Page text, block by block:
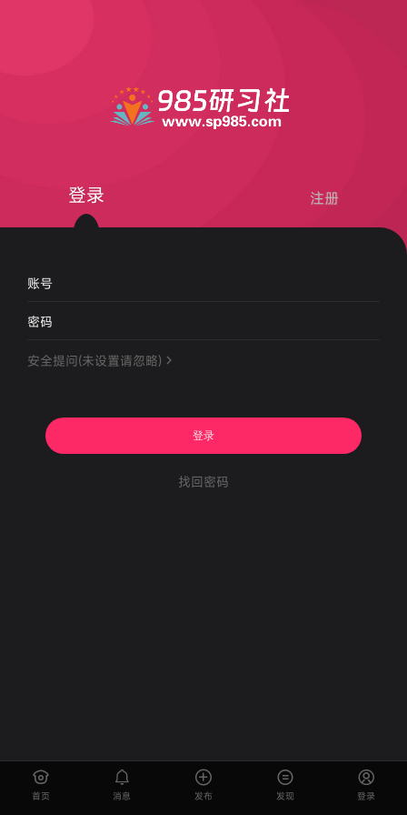
登录 注册
账号
密码
安全提问(未设置请忽略)
登录
找回密码
首页 消息 发布 发现 登录